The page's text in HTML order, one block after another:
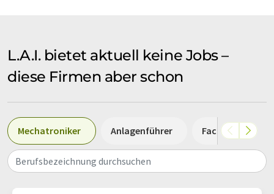
L.A.I. bietet aktuell keine Jobs –
diese Firmen aber schon
Mechatroniker Anlagenführer Fachkraft
Berufsbezeichnung durchsuchen